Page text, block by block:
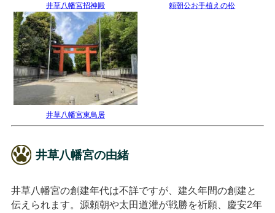
井草八幡宮招神殿 頼朝公お手植えの松
井草八幡宮東鳥居
井草八幡宮の由緒
井草八幡宮の創建年代は不詳ですが、建久年間の創建と
伝えられます。源頼朝や太田道灌が戦勝を祈願、慶安2年